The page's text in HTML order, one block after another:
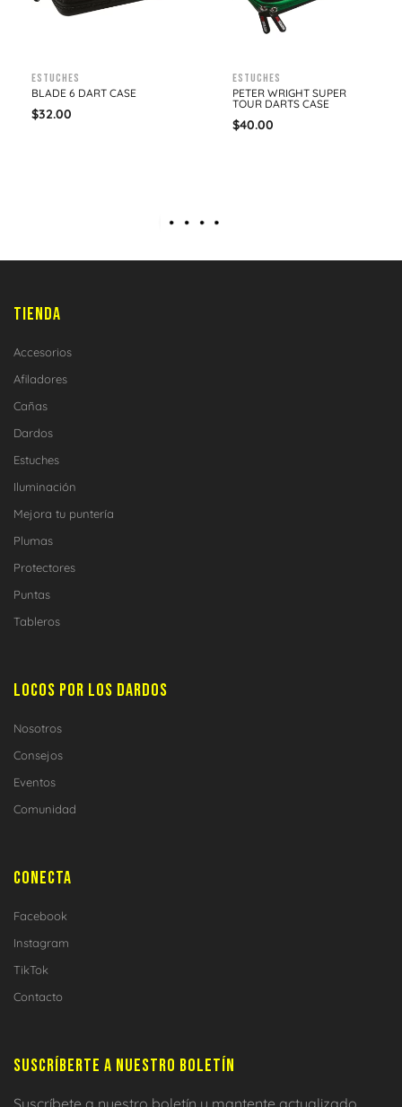
Estuches
BLADE 6 DART CASE
$32.00
Estuches
PETER WRIGHT SUPER
TOUR DARTS CASE
$40.00
TIENDA
Accesorios
Afiladores
Cañas
Dardos
Estuches
Iluminación
Mejora tu puntería
Plumas
Protectores
Puntas
Tableros
LOCOS POR LOS DARDOS
Nosotros
Consejos
Eventos
Comunidad
CONECTA
Facebook
Instagram
TikTok
Contacto
SUSCRÍBERTE A NUESTRO BOLETÍN
Suscríbete a nuestro boletín y mantente actualizado